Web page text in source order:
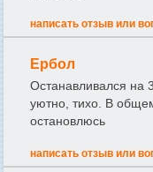
написать отзыв или
Ербол
Останавливался на
уютно, тихо. В
остановлюсь
написать отзыв или